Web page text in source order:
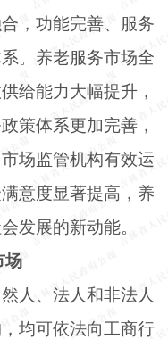
，功能完善、服务
。养老服务市场全
给能力大幅提升，
策体系更加完善，
场监管机构有效运
意度显著提高，养
发展的新动能。
场
人、法人和非法人
均可依法向工商行